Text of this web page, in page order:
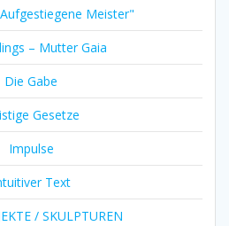
Meister"
– Mutter Gaia
Die Gabe
Gesetze
Impulse
Text
/ SKULPTUREN